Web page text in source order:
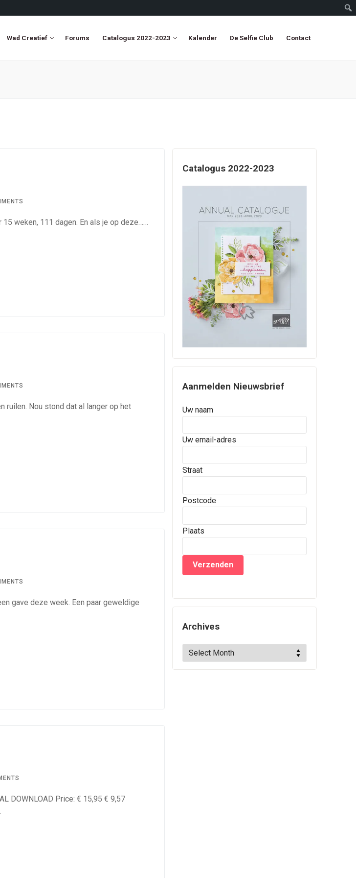
Wad Creatief Forums Catalogus 2022-2023 Kalender De Selfie Club Contact
15 weken, 111 dagen. En als je op deze……
ruilen. Nou stond dat al langer op het
gave deze week. Een paar geweldige
DOWNLOAD Price: € 15,95 € 9,57
Catalogus 2022-2023
Aanmelden Nieuwsbrief
Uw naam
Uw email-adres
Straat
Postcode
Plaats
Archives
Archives